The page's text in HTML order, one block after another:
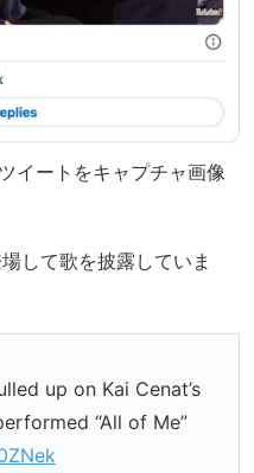
イートをキャプチャ画像
して歌を披露していま
up on Kai Cenat’s
“All of Me”